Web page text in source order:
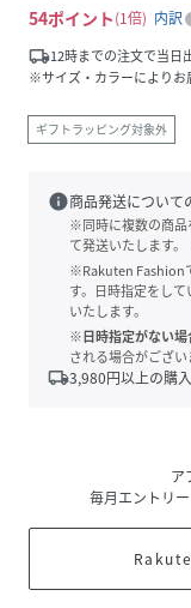
54ポイント 1倍
内訳
local_shipping12時までの注文で当日
※サイズ・カラーによりお
ギフトラッピング対象外
info商品発送について
※同時に複数の商品
て発送いたします。
※Rakuten Fashion
す。日時指定をし
いたします。
※日時指定がない場
される場合がござ
local_shipping3,980円以上の購
ア
毎月エントリ